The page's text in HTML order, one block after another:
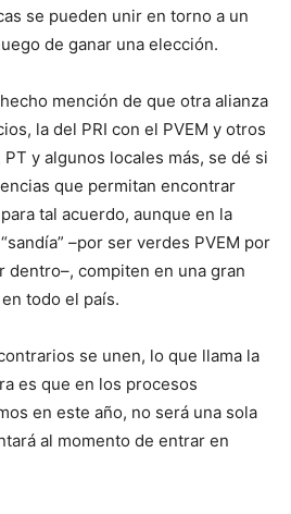
se pueden unir en torno a un
de ganar una elección.
mención de que otra alianza
la del PRI con el PVEM y otros
y algunos locales más, se dé si
que permitan encontrar
tal acuerdo, aunque en la
–por ser verdes PVEM por
dentro–, compiten en una gran
todo el país.
se unen, lo que llama la
es que en los procesos
en este año, no será una sola
al momento de entrar en